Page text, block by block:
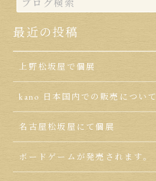
最近の投稿
上野松坂屋で個展
kano 日本国内での販売について
名古屋松坂屋にて個展
ボードゲームが発売されます。